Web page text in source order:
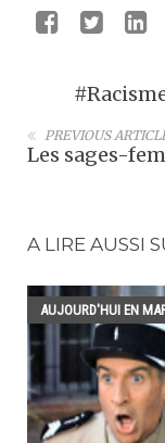
PREVIOUS
Les sages-
A LIRE AUSSI
AUJOURD'HUI EN